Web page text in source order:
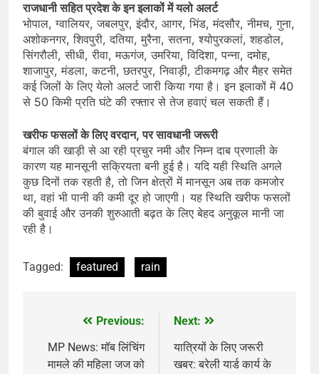
राजधानी सहित प्रदेश के इन इलाकों में यलो अलर्ट
भोपाल, ग्वालियर, जबलपुर, इंदौर, आगर, भिंड, मंदसौर, नीमच, गुना,
अशोकनगर, शिवपुरी, दतिया, मुरैना, सतना, श्योपुरकलां, शहडोल,
सिंगरौली, सीधी, रीवा, मऊगंज, उमरिया, विदिशा, पन्ना, दमोह,
शाजापुर, मंडला, कटनी, छतरपुर, निवाड़ी, टीकमगढ़ और मैहर समेत
कई जिलों के लिए येलो अलर्ट जारी किया गया है। इन इलाकों में 40
से 50 किमी प्रति घंटे की रफ्तार से तेज हवाएं चल सकती हैं।
खरीफ फसलों के लिए वरदान, पर सावधानी जरूरी
बंगाल की खाड़ी से आ रही प्रचुर नमी और निम्न दाब प्रणाली के
कारण यह मानसूनी सक्रियता बनी हुई है। यदि यही स्थिति अगले
कुछ दिनों तक रहती है, तो जिन क्षेत्रों में मानसून अब तक कमजोर
था, वहां भी पानी की कमी दूर हो जाएगी। यह स्थिति खरीफ फसलों
की बुवाई और उनकी शुरुआती बढ़त के लिए बेहद अनुकूल मानी जा
रही है।
Tagged: featured rain
navigation
Previous:
MP News: मॉब लिंचिंग
मामले की महिला जज को
Next:
यात्रियों के लिए जरूरी
खबर: बरेली यार्ड कार्य के